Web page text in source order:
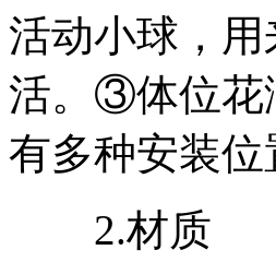
活动小球，
活。③体位花
有多种安装
2.材质